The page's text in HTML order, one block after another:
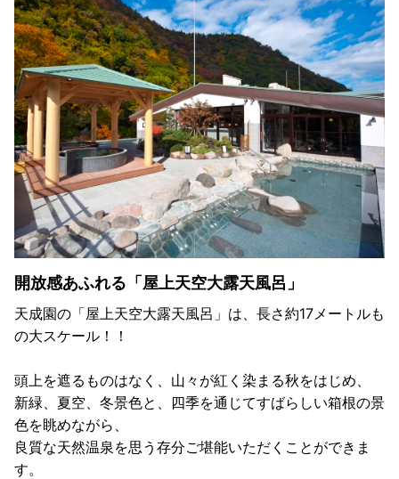
開放感あふれる「屋上天空大露天風呂」
天成園の「屋上天空大露天風呂」は、長さ約17メートルも
の大スケール！！
頭上を遮るものはなく、山々が紅く染まる秋をはじめ、
新緑、夏空、冬景色と、四季を通じてすばらしい箱根の景
色を眺めながら、
良質な天然温泉を思う存分ご堪能いただくことができま
す。